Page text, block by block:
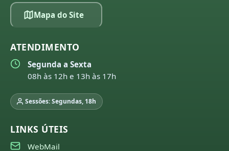
Mapa do Site
ATENDIMENTO
Segunda a Sexta
08h às 12h e 13h às 17h
Sessões: Segundas, 18h
LINKS ÚTEIS
WebMail